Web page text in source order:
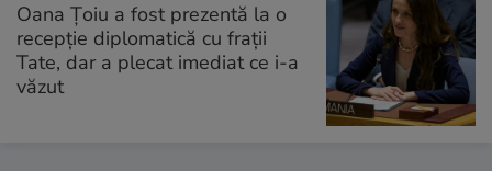
Oana Țoiu a fost prezentă la o
recepție diplomatică cu frații
Tate, dar a plecat imediat ce i-a
văzut